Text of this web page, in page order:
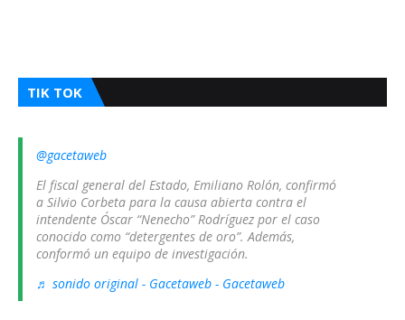
TIK TOK
@gacetaweb
El fiscal general del Estado, Emiliano Rolón, confirmó
a Silvio Corbeta para la causa abierta contra el
intendente Óscar “Nenecho” Rodríguez por el caso
conocido como “detergentes de oro”. Además,
conformó un equipo de investigación.
♬ sonido original - Gacetaweb - Gacetaweb